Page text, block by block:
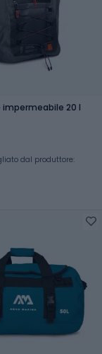
impermeabile 20 l
dal produttore: